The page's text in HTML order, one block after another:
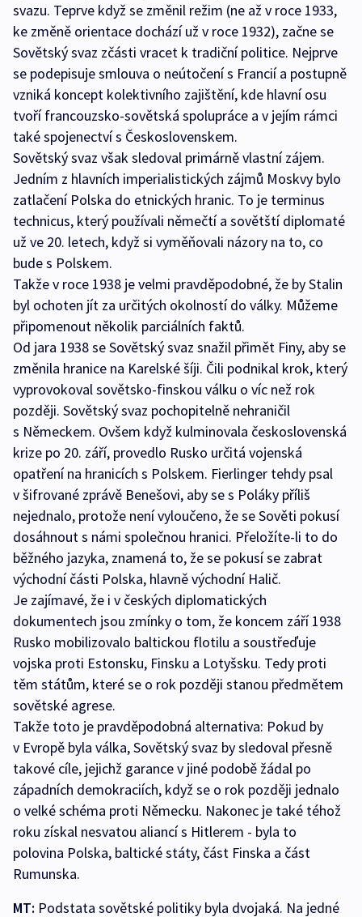
svazu. Teprve když se změnil režim (ne až v roce 1933,
ke změně orientace dochází už v roce 1932), začne se
Sovětský svaz zčásti vracet k tradiční politice. Nejprve
se podepisuje smlouva o neútočení s Francií a postupně
vzniká koncept kolektivního zajištění, kde hlavní osu
tvoří francouzsko-sovětská spolupráce a v jejím rámci
také spojenectví s Československem.
Sovětský svaz však sledoval primárně vlastní zájem.
Jedním z hlavních imperialistických zájmů Moskvy bylo
zatlačení Polska do etnických hranic. To je terminus
technicus, který používali němečtí a sovětští diplomaté
už ve 20. letech, když si vyměňovali názory na to, co
bude s Polskem.
Takže v roce 1938 je velmi pravděpodobné, že by Stalin
byl ochoten jít za určitých okolností do války. Můžeme
připomenout několik parciálních faktů.
Od jara 1938 se Sovětský svaz snažil přimět Finy, aby se
změnila hranice na Karelské šíji. Čili podnikal krok, který
vyprovokoval sovětsko-finskou válku o víc než rok
později. Sovětský svaz pochopitelně nehraničil
s Německem. Ovšem když kulminovala československá
krize po 20. září, provedlo Rusko určitá vojenská
opatření na hranicích s Polskem. Fierlinger tehdy psal
v šifrované zprávě Benešovi, aby se s Poláky příliš
nejednalo, protože není vyloučeno, že se Sověti pokusí
dosáhnout s námi společnou hranici. Přeložíte-li to do
běžného jazyka, znamená to, že se pokusí se zabrat
východní části Polska, hlavně východní Halič.
Je zajímavé, že i v českých diplomatických
dokumentech jsou zmínky o tom, že koncem září 1938
Rusko mobilizovalo baltickou flotilu a soustřeďuje
vojska proti Estonsku, Finsku a Lotyšsku. Tedy proti
těm státům, které se o rok později stanou předmětem
sovětské agrese.
Takže toto je pravděpodobná alternativa: Pokud by
v Evropě byla válka, Sovětský svaz by sledoval přesně
takové cíle, jejichž garance v jiné podobě žádal po
západních demokraciích, když se o rok později jednalo
o velké schéma proti Německu. Nakonec je také téhož
roku získal nesvatou aliancí s Hitlerem - byla to
polovina Polska, baltické státy, část Finska a část
Rumunska.
MT: Podstata sovětské politiky byla dvojaká. Na jedné